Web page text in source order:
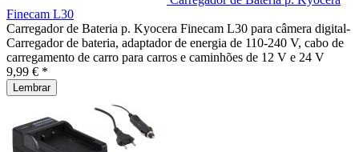
Finecam L30
Carregador de Bateria p. Kyocera Finecam L30 para câmera digital-
Carregador de bateria, adaptador de energia de 110-240 V, cabo de
carregamento de carro para carros e caminhões de 12 V e 24 V
9,99 € *
Lembrar